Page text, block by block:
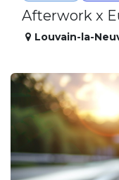
Afterwork x
Louvain-la-